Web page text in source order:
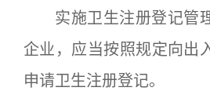
实施卫生注册登记管
企业，应当按照规定向出
申请卫生注册登记。